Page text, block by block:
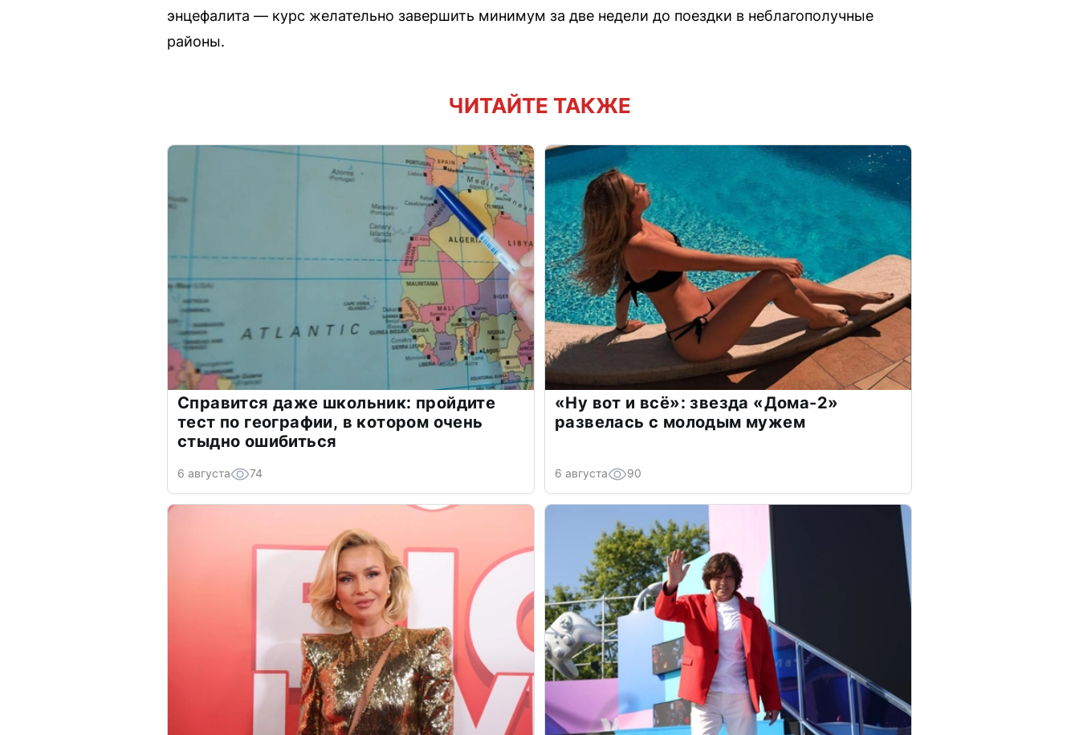
энцефалита — курс желательно завершить минимум за две недели до поездки в неблагополучные
районы.
ЧИТАЙТЕ ТАКЖЕ
Справится даже школьник: пройдите
тест по географии, в котором очень
стыдно ошибиться
6 августа 74
«Ну вот и всё»: звезда «Дома-2»
развелась с молодым мужем
6 августа 90